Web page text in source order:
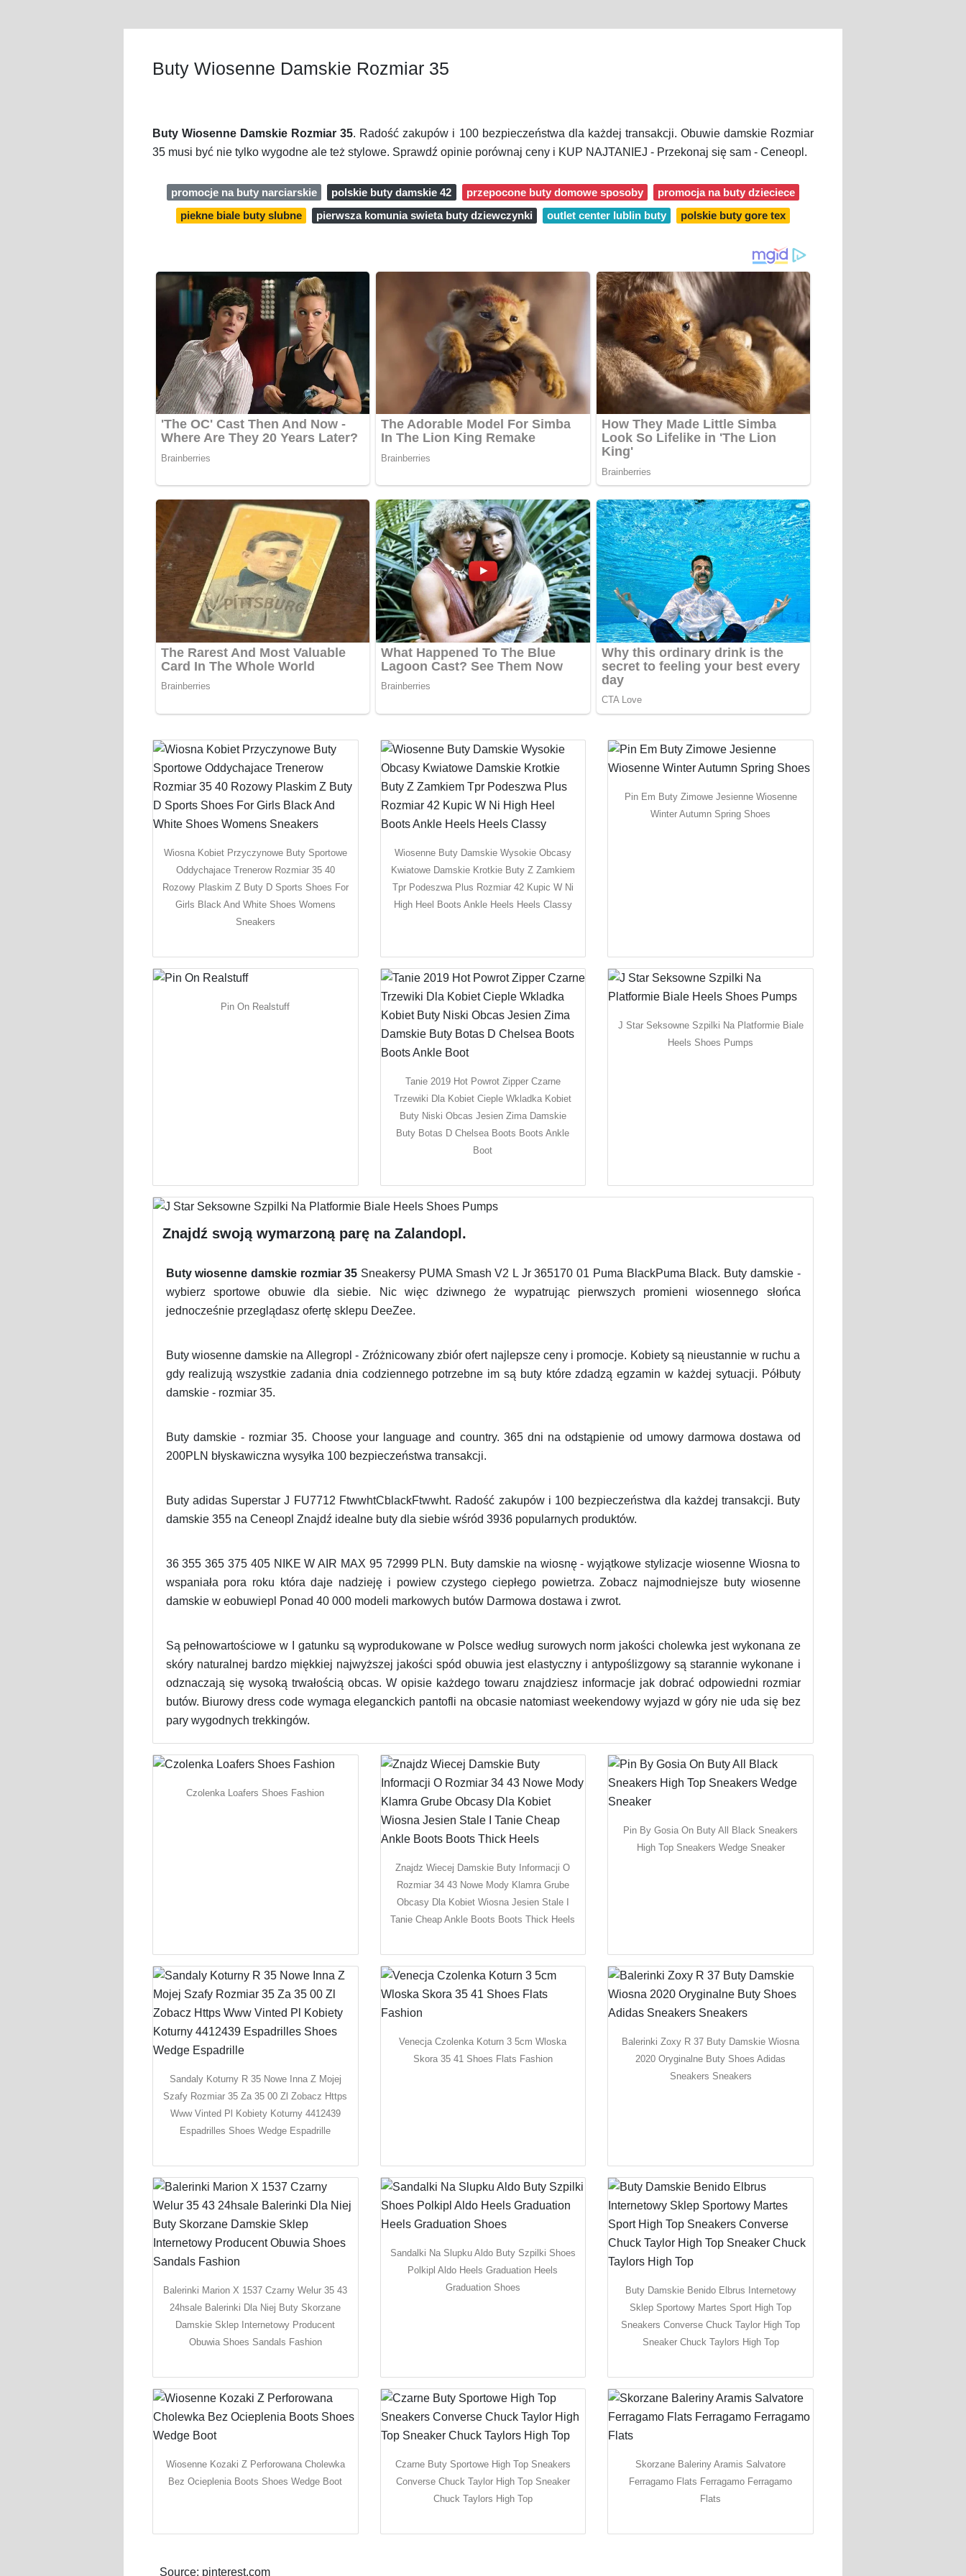
Buty Wiosenne Damskie Rozmiar 35
Buty Wiosenne Damskie Rozmiar 35. Radość zakupów i 100 bezpieczeństwa dla każdej transakcji. Obuwie damskie Rozmiar
35 musi być nie tylko wygodne ale też stylowe. Sprawdź opinie porównaj ceny i KUP NAJTANIEJ - Przekonaj się sam - Ceneopl.
promocje na buty narciarskie polskie buty damskie 42 przepocone buty domowe sposoby
promocja na buty dzieciece
piekne biale buty slubne
pierwsza komunia swieta buty dziewczynki outlet center lublin buty polskie buty gore tex
Wiosna Kobiet Przyczynowe Buty Sportowe
Oddychajace Trenerow Rozmiar 35 40
Rozowy Plaskim Z Buty D Sports Shoes For
Girls Black And White Shoes Womens
Sneakers
Wiosenne Buty Damskie Wysokie Obcasy
Kwiatowe Damskie Krotkie Buty Z Zamkiem
Tpr Podeszwa Plus Rozmiar 42 Kupic W Ni
High Heel Boots Ankle Heels Heels Classy
Pin Em Buty Zimowe Jesienne Wiosenne
Winter Autumn Spring Shoes
Pin On Realstuff
Tanie 2019 Hot Powrot Zipper Czarne
Trzewiki Dla Kobiet Cieple Wkladka Kobiet
Buty Niski Obcas Jesien Zima Damskie
Buty Botas D Chelsea Boots Boots Ankle
Boot
J Star Seksowne Szpilki Na Platformie Biale
Heels Shoes Pumps
Znajdź swoją wymarzoną parę na Zalandopl.
Buty wiosenne damskie rozmiar 35 Sneakersy PUMA Smash V2 L Jr 365170 01 Puma BlackPuma Black. Buty damskie -
wybierz sportowe obuwie dla siebie. Nic więc dziwnego że wypatrując pierwszych promieni wiosennego słońca
jednocześnie przeglądasz ofertę sklepu DeeZee.
Buty wiosenne damskie na Allegropl - Zróżnicowany zbiór ofert najlepsze ceny i promocje. Kobiety są nieustannie w ruchu a
gdy realizują wszystkie zadania dnia codziennego potrzebne im są buty które zdadzą egzamin w każdej sytuacji. Półbuty
damskie - rozmiar 35.
Buty damskie - rozmiar 35. Choose your language and country. 365 dni na odstąpienie od umowy darmowa dostawa od
200PLN błyskawiczna wysyłka 100 bezpieczeństwa transakcji.
Buty adidas Superstar J FU7712 FtwwhtCblackFtwwht. Radość zakupów i 100 bezpieczeństwa dla każdej transakcji. Buty
damskie 355 na Ceneopl Znajdź idealne buty dla siebie wśród 3936 popularnych produktów.
36 355 365 375 405 NIKE W AIR MAX 95 72999 PLN. Buty damskie na wiosnę - wyjątkowe stylizacje wiosenne Wiosna to
wspaniała pora roku która daje nadzieję i powiew czystego ciepłego powietrza. Zobacz najmodniejsze buty wiosenne
damskie w eobuwiepl Ponad 40 000 modeli markowych butów Darmowa dostawa i zwrot.
Są pełnowartościowe w I gatunku są wyprodukowane w Polsce według surowych norm jakości cholewka jest wykonana ze
skóry naturalnej bardzo miękkiej najwyższej jakości spód obuwia jest elastyczny i antypoślizgowy są starannie wykonane i
odznaczają się wysoką trwałością obcas. W opisie każdego towaru znajdziesz informacje jak dobrać odpowiedni rozmiar
butów. Biurowy dress code wymaga eleganckich pantofli na obcasie natomiast weekendowy wyjazd w góry nie uda się bez
pary wygodnych trekkingów.
Czolenka Loafers Shoes Fashion
Znajdz Wiecej Damskie Buty Informacji O
Rozmiar 34 43 Nowe Mody Klamra Grube
Obcasy Dla Kobiet Wiosna Jesien Stale I
Tanie Cheap Ankle Boots Boots Thick Heels
Pin By Gosia On Buty All Black Sneakers
High Top Sneakers Wedge Sneaker
Sandaly Koturny R 35 Nowe Inna Z Mojej
Szafy Rozmiar 35 Za 35 00 Zl Zobacz Https
Www Vinted Pl Kobiety Koturny 4412439
Espadrilles Shoes Wedge Espadrille
Venecja Czolenka Koturn 3 5cm Wloska
Skora 35 41 Shoes Flats Fashion
Balerinki Zoxy R 37 Buty Damskie Wiosna
2020 Oryginalne Buty Shoes Adidas
Sneakers Sneakers
Balerinki Marion X 1537 Czarny Welur 35 43
24hsale Balerinki Dla Niej Buty Skorzane
Damskie Sklep Internetowy Producent
Obuwia Shoes Sandals Fashion
Sandalki Na Slupku Aldo Buty Szpilki Shoes
Polkipl Aldo Heels Graduation Heels
Graduation Shoes
Buty Damskie Benido Elbrus Internetowy
Sklep Sportowy Martes Sport High Top
Sneakers Converse Chuck Taylor High Top
Sneaker Chuck Taylors High Top
Wiosenne Kozaki Z Perforowana Cholewka
Bez Ocieplenia Boots Shoes Wedge Boot
Czarne Buty Sportowe High Top Sneakers
Converse Chuck Taylor High Top Sneaker
Chuck Taylors High Top
Skorzane Baleriny Aramis Salvatore
Ferragamo Flats Ferragamo Ferragamo
Flats
Source: pinterest.com